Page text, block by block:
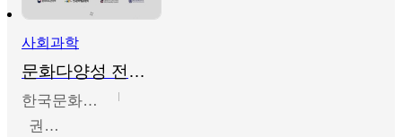
사회과학
문화다양성 전문인력 양성 기본과정 - 문화다양성의 이해
한국문화예술교육진흥원
권숙인 외 8명